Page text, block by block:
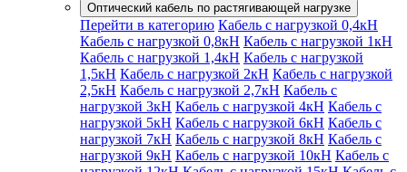
Оптический кабель по растягивающей нагрузке
Перейти в категорию Кабель с нагрузкой 0,4кН
Кабель с нагрузкой 0,8кН Кабель с нагрузкой 1кН
Кабель с нагрузкой 1,4кН Кабель с нагрузкой
1,5кН Кабель с нагрузкой 2кН Кабель с нагрузкой
2,5кН Кабель с нагрузкой 2,7кН Кабель с
нагрузкой 3кН Кабель с нагрузкой 4кН Кабель с
нагрузкой 5кН Кабель с нагрузкой 6кН Кабель с
нагрузкой 7кН Кабель с нагрузкой 8кН Кабель с
нагрузкой 9кН Кабель с нагрузкой 10кН Кабель с